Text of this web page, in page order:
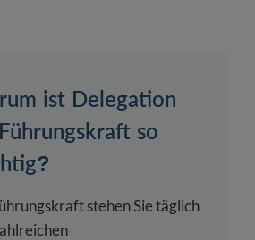
ist Delegation
so
stehen Sie täglich